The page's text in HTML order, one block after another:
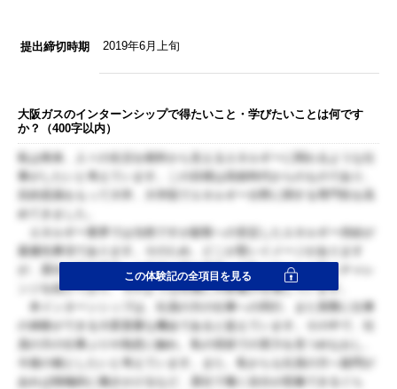
提出締切時期 2019年6月上旬
大阪ガスのインターンシップで得たいこと・学びたいことは何です
か？（400字以内）
私は将来、人々の生活を根幹から支えるエネルギーに関わるような仕
事がしたいと考えています。この目標は高校時代からのものであり、
目的意識をもって大学、大学院でエネルギー分野に関する専門性を高
エネルギー業界では当然ですが顧客への安定したエネルギー供給が
最優先事項であります。そのため、どこか堅いイメージがあります
が、貴社は海外事業への投資や電力事業への取り組みなど常にチャレ
ンジを続けており、そのような社風に大変魅力を感じています。
の体験ができる大変貴重な機会であると捉えています。その中で、社
員の方の仕事ぶりや熱意に触れ、私の現状での実力を見つめなおし、
今後の糧としたいと考えています。また、私からも社員の方へ疑問が
あれば積極的に働きかけるなど、貴社で働く自分が想像できるぐら
この体験記の全項目を見る